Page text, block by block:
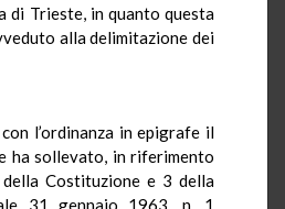
di Trieste, in quanto questa
alla delimitazione dei
con l’ordinanza in epigrafe il
ha sollevato, in riferimento
Costituzione e 3 della
31 gennaio 1963, n. 1